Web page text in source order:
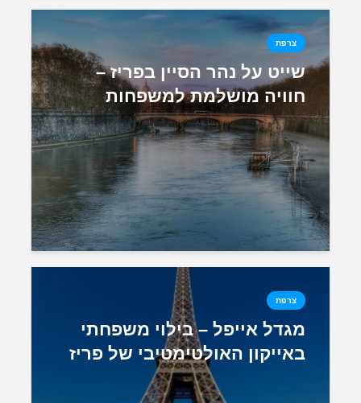
צרפת
שייט על נהר הסיין בפריז –
חוויה מושלמת למשפחות
צרפת
מגדל אייפל – בילוי משפחתי
באייקון האולטימטיבי של פריז